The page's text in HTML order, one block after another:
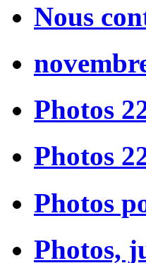
Nous
Photos
Photos
Photos
Photos,